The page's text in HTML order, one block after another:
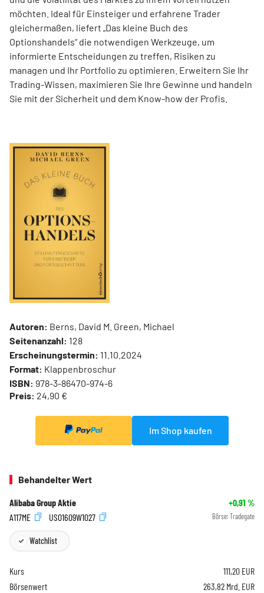
möchten. Ideal für Einsteiger und erfahrene Trader
gleichermaßen, liefert „Das kleine Buch des
Optionshandels“ die notwendigen Werkzeuge, um
informierte Entscheidungen zu treffen, Risiken zu
managen und Ihr Portfolio zu optimieren. Erweitern Sie Ihr
Trading-Wissen, maximieren Sie Ihre Gewinne und handeln
Sie mit der Sicherheit und dem Know-how der Profis.
Autoren: Berns, David M. Green, Michael
Seitenanzahl: 128
Erscheinungstermin: 11.10.2024
Format: Klappenbroschur
ISBN: 978-3-86470-974-6
Preis: 24,90 €
Im Shop kaufen
Behandelter Wert
Alibaba Group Aktie +0,91 %
A117ME
US01609W1027 Börse: Tradegate
Watchlist
Kurs 111,20 EUR
Börsenwert
263,82 Mrd. EUR